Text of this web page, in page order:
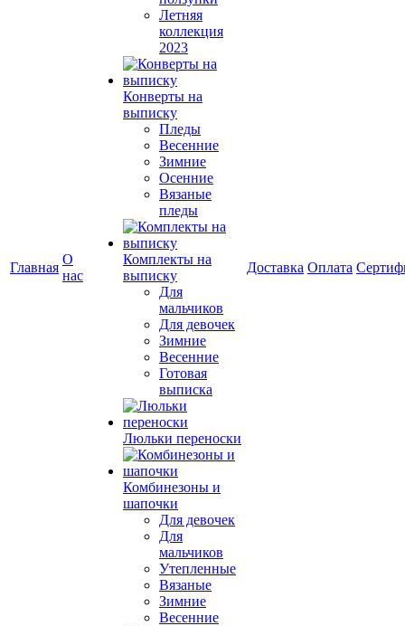
Главная
О
нас
Летняя
коллекция
2023
Конверты на
выписку
Пледы
Весенние
Зимние
Осенние
Вязаные
пледы
Комплекты на
выписку
Для
мальчиков
Для девочек
Зимние
Весенние
Готовая
выписка
Люльки переноски
Комбинезоны и
шапочки
Для девочек
Для
мальчиков
Утепленные
Вязаные
Зимние
Весенние
Доставка Оплата